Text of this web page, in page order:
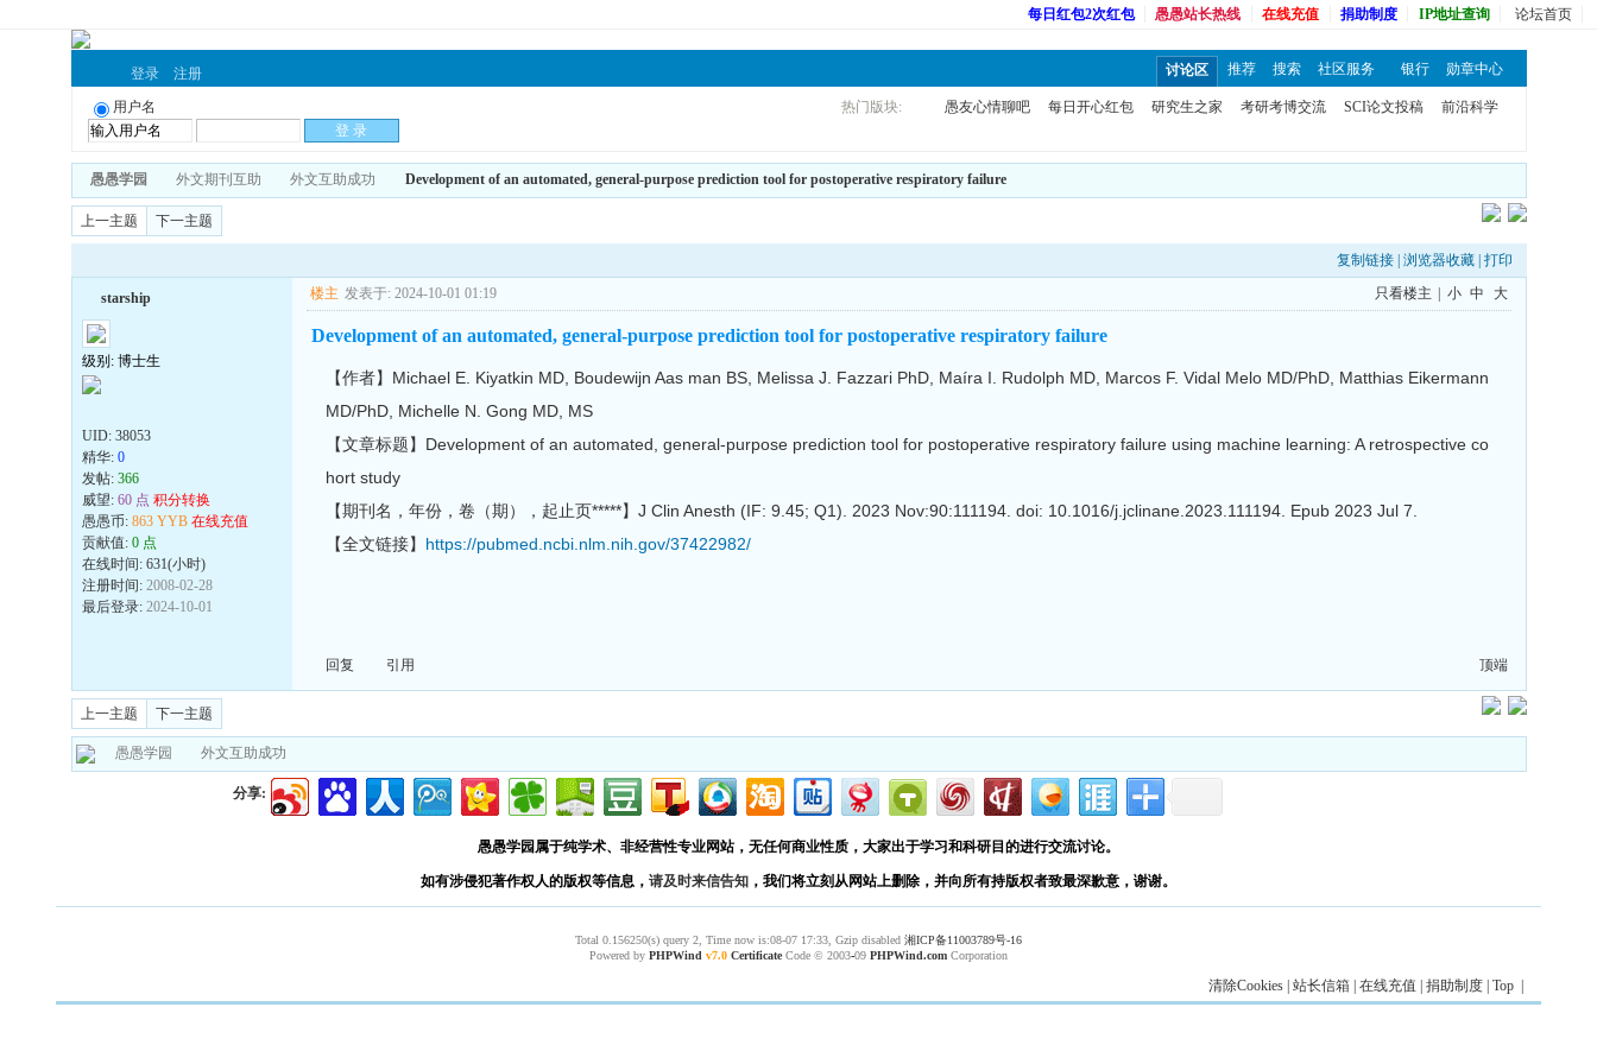
每日红包2次红包 愚愚站长热线 在线充值 捐助制度 IP地址查询 论坛首页
登录 注册 讨论区 推荐 搜索 社区服务 银行 勋章中心
用户名 热门版块: 愚友心情聊吧 每日开心红包 研究生之家 考研考博交流 SCI论文投稿 前沿科学
愚愚学园 外文期刊互助 外文互助成功 Development of an automated, general-purpose prediction tool for postoperative respiratory failure
上一主题 下一主题
复制链接| 浏览器收藏| 打印
starship
级别: 博士生
UID: 38053
精华: 0
发帖: 366
威望: 60 点 积分转换
愚愚币: 863 YYB 在线充值
贡献值: 0 点
在线时间: 631(小时)
注册时间: 2008-02-28
最后登录: 2024-10-01
楼主 发表于: 2024-10-01 01:19 只看楼主 小 中 大
Development of an automated, general-purpose prediction tool for postoperative respiratory failure
【作者】Michael E. Kiyatkin MD, Boudewijn Aas man BS, Melissa J. Fazzari PhD, Maíra I. Rudolph MD, Marcos F. Vidal Melo MD/PhD, Matthias Eikermann
MD/PhD, Michelle N. Gong MD, MS
【文章标题】Development of an automated, general-purpose prediction tool for postoperative respiratory failure using machine learning: A retrospective co
hort study
【期刊名，年份，卷（期），起止页*****】J Clin Anesth (IF: 9.45; Q1). 2023 Nov:90:111194. doi: 10.1016/j.jclinane.2023.111194. Epub 2023 Jul 7.
【全文链接】 https://pubmed.ncbi.nlm.nih.gov/37422982/
顶端
回复 引用
上一主题 下一主题
愚愚学园 外文互助成功
分享:
愚愚学园属于纯学术、非经营性专业网站，无任何商业性质，大家出于学习和科研目的进行交流讨论。
如有涉侵犯著作权人的版权等信息， 请及时来信告知 ，我们将立刻从网站上删除，并向所有持版权者致最深歉意，谢谢。
Total 0.156250(s) query 2, Time now is:08-07 17:33, Gzip disabled 湘ICP备11003789号-16
Powered by PHPWind v7.0 Certificate Code © 2003-09 PHPWind.com Corporation
清除Cookies| 站长信箱 在线充值 捐助制度| Top|